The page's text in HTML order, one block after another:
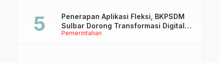
Pemerintahan
Penerapan Aplikasi Fleksi, BKPSDM
Sulbar Dorong Transformasi Digital
Sistem Kehadiran ASN